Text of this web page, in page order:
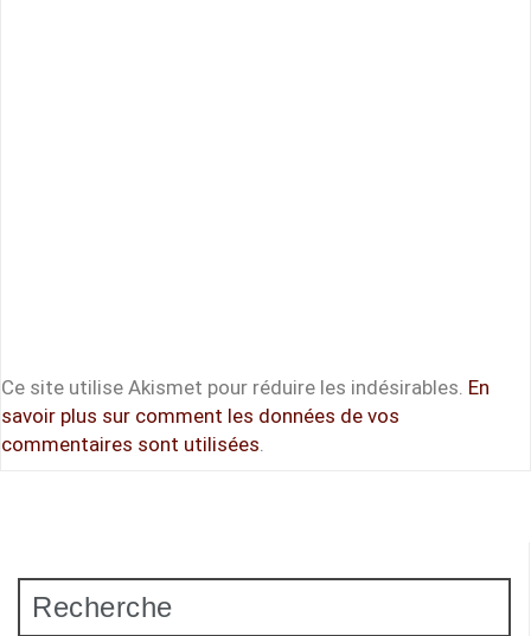
Ce site utilise Akismet pour réduire les indésirables. En
savoir plus sur comment les données de vos
commentaires sont utilisées
Recherche